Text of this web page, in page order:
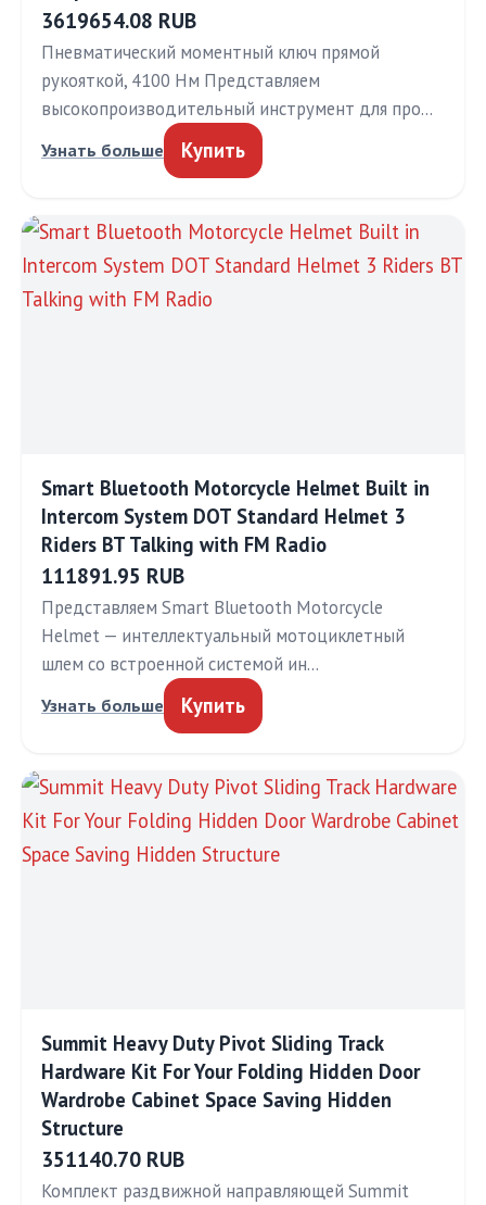
3619654.08 RUB
Пневматический моментный ключ прямой
рукояткой, 4100 Нм Представляем
высокопроизводительный инструмент для про…
Узнать больше Купить
Smart Bluetooth Motorcycle Helmet Built in
Intercom System DOT Standard Helmet 3
Riders BT Talking with FM Radio
111891.95 RUB
Представляем Smart Bluetooth Motorcycle
Helmet — интеллектуальный мотоциклетный
шлем со встроенной системой ин…
Узнать больше Купить
Summit Heavy Duty Pivot Sliding Track
Hardware Kit For Your Folding Hidden Door
Wardrobe Cabinet Space Saving Hidden
Structure
351140.70 RUB
Комплект раздвижной направляющей Summit